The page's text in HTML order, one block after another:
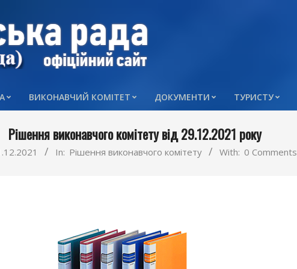
Primary
Menu
ВИКОНАВЧИЙ КОМІТЕТ ДОКУМЕНТИ ТУРИСТУ
Рішення виконавчого комітету від 29.12.2021 року
In: Рішення виконавчого комітету With: 0 Comments